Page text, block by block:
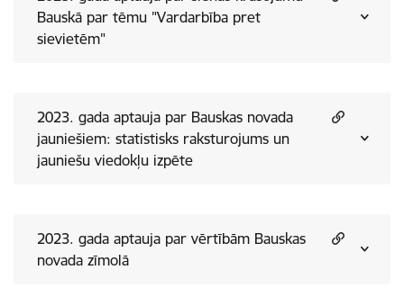
Bauskā par tēmu "Vardarbība pret
sievietēm"
2023. gada aptauja par Bauskas novada
jauniešiem: statistisks raksturojums un
jauniešu viedokļu izpēte
2023. gada aptauja par vērtībām Bauskas
novada zīmolā